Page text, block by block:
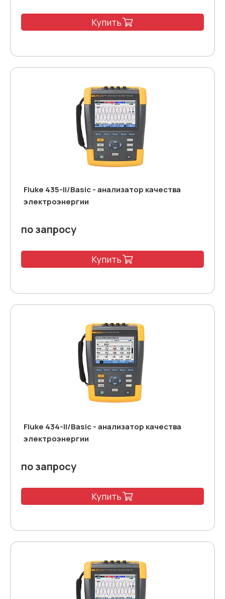
Купить
Fluke 435-II/Basic - анализатор качества
электроэнергии
по запросу
Купить
Fluke 434-II/Basic - анализатор качества
электроэнергии
по запросу
Купить